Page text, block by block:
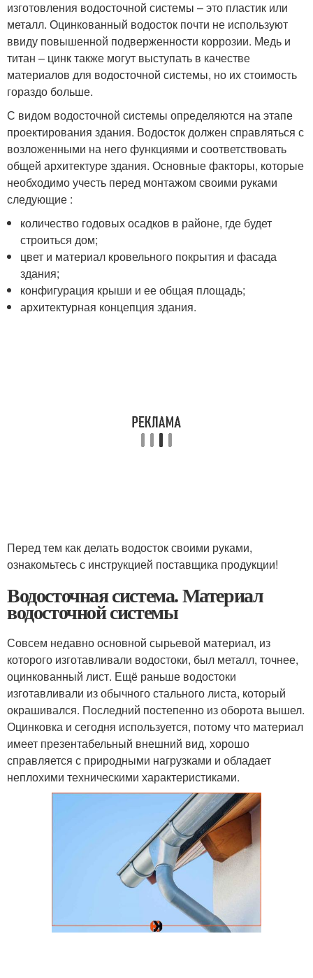
изготовления водосточной системы – это пластик или
металл. Оцинкованный водосток почти не используют
ввиду повышенной подверженности коррозии. Медь и
титан – цинк также могут выступать в качестве
материалов для водосточной системы, но их стоимость
гораздо больше.
С видом водосточной системы определяются на этапе
проектирования здания. Водосток должен справляться с
возложенными на него функциями и соответствовать
общей архитектуре здания. Основные факторы, которые
необходимо учесть перед монтажом своими руками
следующие :
количество годовых осадков в районе, где будет
строиться дом;
цвет и материал кровельного покрытия и фасада
здания;
конфигурация крыши и ее общая площадь;
архитектурная концепция здания.
Перед тем как делать водосток своими руками,
ознакомьтесь с инструкцией поставщика продукции!
Водосточная система. Материал
водосточной системы
Совсем недавно основной сырьевой материал, из
которого изготавливали водостоки, был металл, точнее,
оцинкованный лист. Ещё раньше водостоки
изготавливали из обычного стального листа, который
окрашивался. Последний постепенно из оборота вышел.
Оцинковка и сегодня используется, потому что материал
имеет презентабельный внешний вид, хорошо
справляется с природными нагрузками и обладает
неплохими техническими характеристиками.